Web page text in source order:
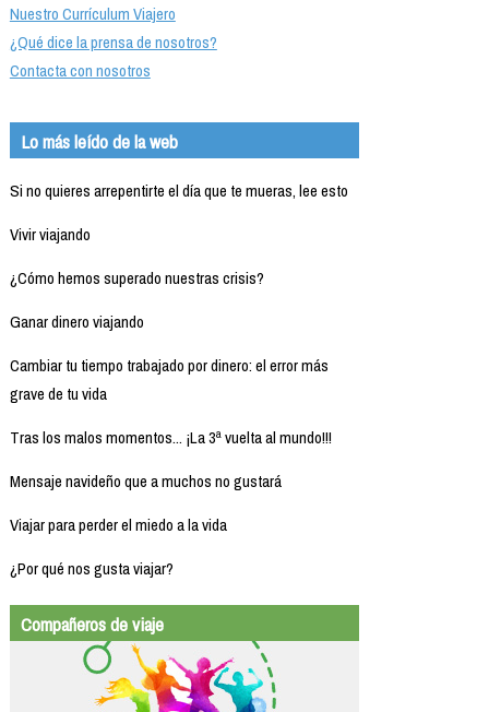
Nuestro Currículum Viajero
¿Qué dice la prensa de nosotros?
Contacta con nosotros
Lo más leído de la web
Si no quieres arrepentirte el día que te mueras, lee esto
Vivir viajando
¿Cómo hemos superado nuestras crisis?
Ganar dinero viajando
Cambiar tu tiempo trabajado por dinero: el error más
grave de tu vida
Tras los malos momentos... ¡La 3ª vuelta al mundo!!!
Mensaje navideño que a muchos no gustará
Viajar para perder el miedo a la vida
¿Por qué nos gusta viajar?
Compañeros de viaje